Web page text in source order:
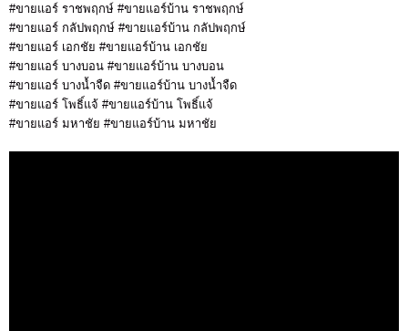
#ขายแอร์ ราชพฤกษ์ #ขายแอร์บ้าน ราชพฤกษ์
#ขายแอร์ กลัปพฤกษ์ #ขายแอร์บ้าน กลัปพฤกษ์
#ขายแอร์ เอกชัย #ขายแอร์บ้าน เอกชัย
#ขายแอร์ บางบอน #ขายแอร์บ้าน บางบอน
#ขายแอร์ บางน้ำจืด #ขายแอร์บ้าน บางน้ำจืด
#ขายแอร์ โพธิ์แจ้ #ขายแอร์บ้าน โพธิ์แจ้
#ขายแอร์ มหาชัย #ขายแอร์บ้าน มหาชัย